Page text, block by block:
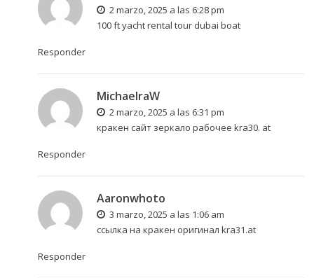
2 marzo, 2025 a las 6:28 pm
100 ft yacht rental tour dubai boat
Responder
MichaelraW
2 marzo, 2025 a las 6:31 pm
кракен сайт зеркало рабочее kra30. at
Responder
Aaronwhoto
3 marzo, 2025 a las 1:06 am
ссылка на кракен оригинал kra31.at
Responder